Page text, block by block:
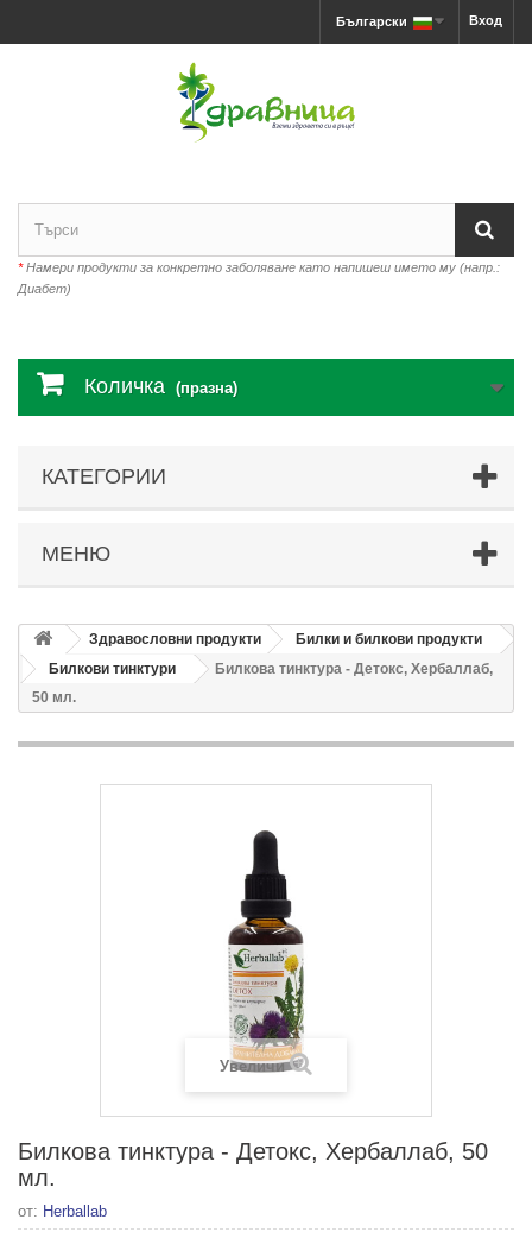
Вход
Български
*Намери продукти за конкретно заболяване като напишеш името му (напр.:
Диабет)
Количка (празна)
КАТЕГОРИИ
МЕНЮ
Здравословни продукти
Билки и билкови продукти
Билкови тинктури
Билкова тинктура - Детокс, Хербаллаб,
50 мл.
Увеличи
Билкова тинктура - Детокс, Хербаллаб, 50
мл.
от: Herballab